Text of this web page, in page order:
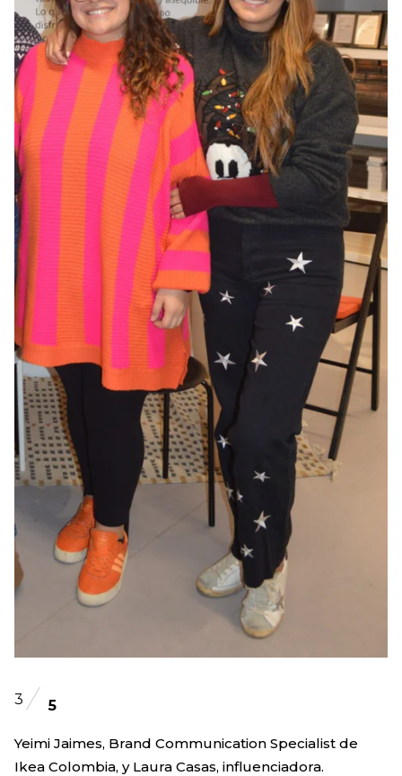
3 5
Yeimi Jaimes, Brand Communication Specialist de
Ikea Colombia, y Laura Casas, influenciadora.